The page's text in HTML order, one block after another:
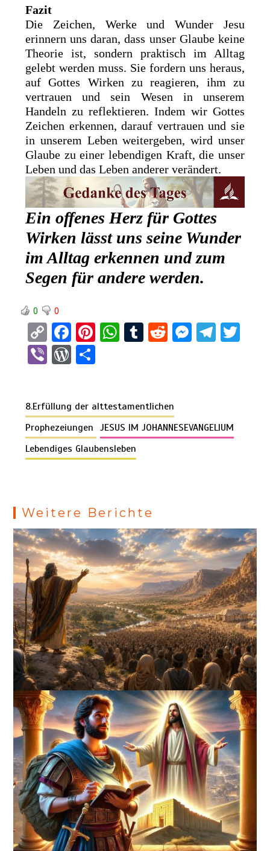
Fazit
Die Zeichen, Werke und Wunder Jesu
erinnern uns daran, dass unser Glaube keine
Theorie ist, sondern praktisch im Alltag
gelebt werden muss. Sie fordern uns heraus,
auf Gottes Wirken zu reagieren, ihm zu
vertrauen und sein Wesen in unserem
Handeln zu reflektieren. Indem wir Gottes
Zeichen erkennen, darauf vertrauen und sie
in unserem Leben weitergeben, wird unser
Glaube zu einer lebendigen Kraft, die unser
Leben und das Leben anderer verändert.
Ein offenes Herz für Gottes
Wirken lässt uns seine Wunder
im Alltag erkennen und zum
Segen für andere werden.
0 0
C
o
py
n
k
F
a
ce
o
o
k
Pi
t
W
A
p
p
T
r
R
t
M
er
T
m
Vi W
Pr
es
s
n
8.Erfüllung der alttestamentlichen
Prophezeiungen
JESUS IM JOHANNESEVANGELIUM
Lebendiges Glaubensleben
Weitere Berichte